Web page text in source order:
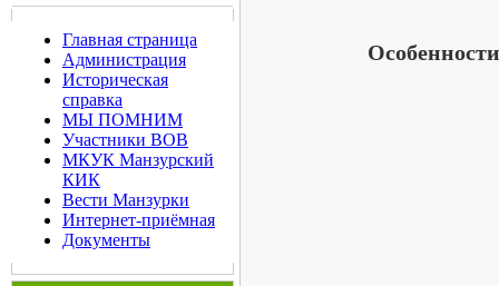
Главная страница
Администрация
Историческая
справка
МЫ ПОМНИМ
Участники ВОВ
МКУК Манзурский
КИК
Вести Манзурки
Интернет-приёмная
Документы